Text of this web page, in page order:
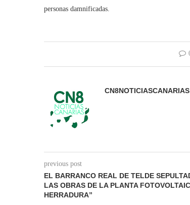
personas damnificadas.
CN8NOTICIASCANARIAS
previous post
EL BARRANCO REAL DE TELDE
LAS OBRAS DE LA PLANTA
HERRADURA”